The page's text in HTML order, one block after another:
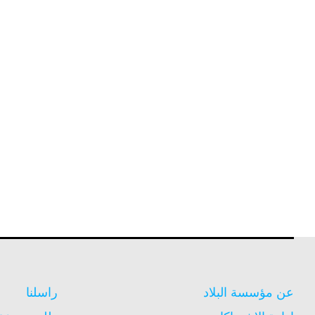
عن مؤسسة البلاد
راسلنا